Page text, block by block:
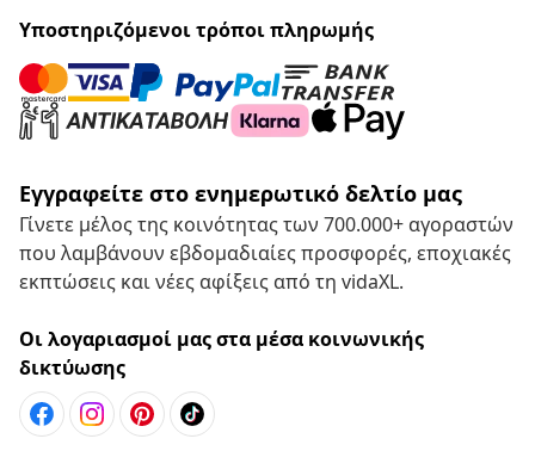
Υποστηριζόμενοι τρόποι πληρωμής
Εγγραφείτε στο ενημερωτικό δελτίο μας
Γίνετε μέλος της κοινότητας των 700.000+ αγοραστών
που λαμβάνουν εβδομαδιαίες προσφορές, εποχιακές
εκπτώσεις και νέες αφίξεις από τη vidaXL.
Οι λογαριασμοί μας στα μέσα κοινωνικής
δικτύωσης